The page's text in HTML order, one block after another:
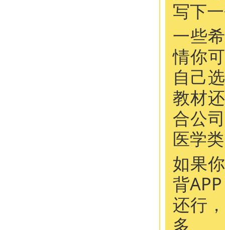
写下
一些
情你
自己
教材
合公
医学
如果
背
还行
多